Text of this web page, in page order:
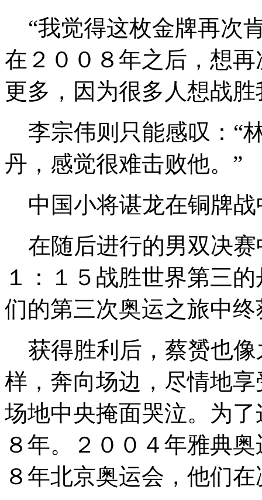
“我觉得这枚金牌再次
在２００８年之后，想
更多，因为很多人想战
李宗伟则只能感叹：“
丹，感觉很难击败他。”
中国小将谌龙在铜牌战
在随后进行的男双决赛
１：１５战胜世界第三
们的第三次奥运之旅中
获得胜利后，蔡赟也像
样，奔向场边，尽情地
场地中央掩面哭泣。为
８年。２００４年雅典
８年北京奥运会，他们